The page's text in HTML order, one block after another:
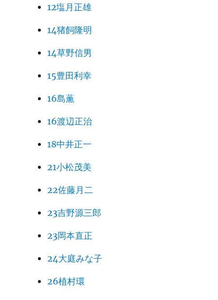
12塩月正雄
14猪飼隆明
14草野信男
15豊田利幸
16島薫
16渡辺正治
18中井正一
21小松茂美
22佐藤月二
23吉野源三郎
23岡本直正
24大庭みな子
26植村環